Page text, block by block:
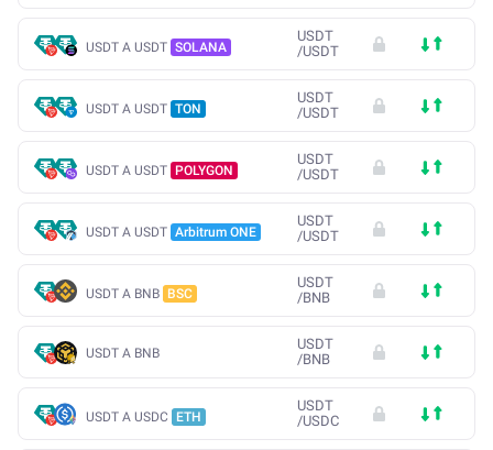
USDT A USDT SOLANA
USDT
/USDT
USDT A USDT TON
USDT
/USDT
USDT A USDT POLYGON
USDT
/USDT
USDT A USDT Arbitrum ONE
USDT
/USDT
USDT A BNB BSC
USDT
/BNB
USDT A BNB
USDT
/BNB
USDT A USDC ETH
USDT
/USDC